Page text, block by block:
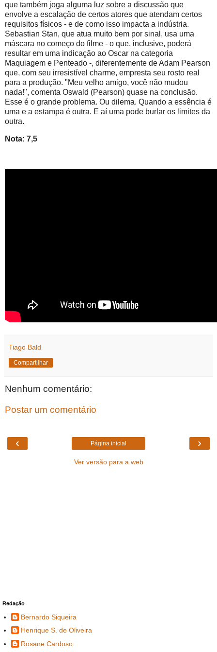
que também joga alguma luz sobre a discussão que
envolve a escalação de certos atores que atendam certos
requisitos físicos - e de como isso impacta a indústria.
Sebastian Stan, que atua muito bem por sinal, usa uma
máscara no começo do filme - o que, inclusive, poderá
resultar em uma indicação ao Oscar na categoria
Maquiagem e Penteado -, diferentemente de Adam Pearson
que, com seu irresistível charme, empresta seu rosto real
para a produção. "Meu velho amigo, você não mudou
nada!", comenta Oswald (Pearson) quase na conclusão.
Esse é o grande problema. Ou dilema. Quando a essência é
uma e a estampa é outra. E aí uma pode burlar os limites da
outra.
Nota: 7,5
Tiago Bald
Compartilhar
Nenhum comentário:
Postar um comentário
‹ ›
Página inicial
Ver versão para a web
Redação
Bernardo Siqueira
Henrique S. de Oliveira
Rosane Cardoso